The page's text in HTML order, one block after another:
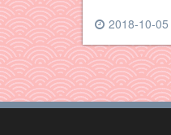
2018-10-05